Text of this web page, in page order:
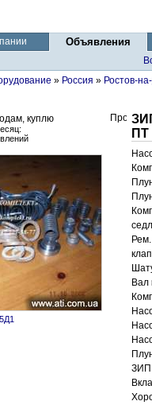
Объявления
» Россия » Ростов-
куплю
ПТ
Вал
ЗИП